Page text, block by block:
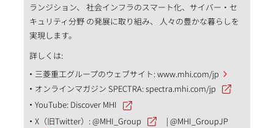
ランジション、 社会インフラのスマート化、サイバー・セ
キュリティ分野 の発展に取り組み、 人々の豊かな暮らしを
実現します。
詳しくは:
三菱重工グループのウェブサイト:www.mhi.com/jp
オンラインマガジン SPECTRA:spectra.mhi.com/jp
YouTube: Discover MHI
X（旧Twitter）:@MHI_Group |@MHI_GroupJP